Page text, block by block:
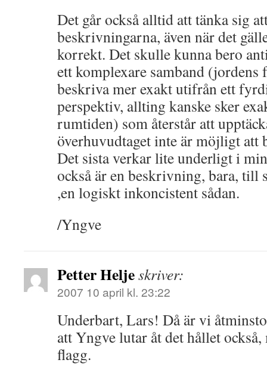
Det går också alltid att tänka sig
beskrivningarna, även när det
korrekt. Det skulle kunna bero
ett komplexare samband (jordens
beskriva mer exakt utifrån ett
perspektiv, allting kanske sker
rumtiden) som återstår att
överhuvudtaget inte är möjligt att
Det sista verkar lite underligt i
också är en beskrivning, bara, till
,en logiskt inkoncistent sådan.
/Yngve
Petter Heljeskriver:
2007 10 april kl. 23:22
Underbart, Lars! Då är vi
att Yngve lutar åt det hållet
flagg.